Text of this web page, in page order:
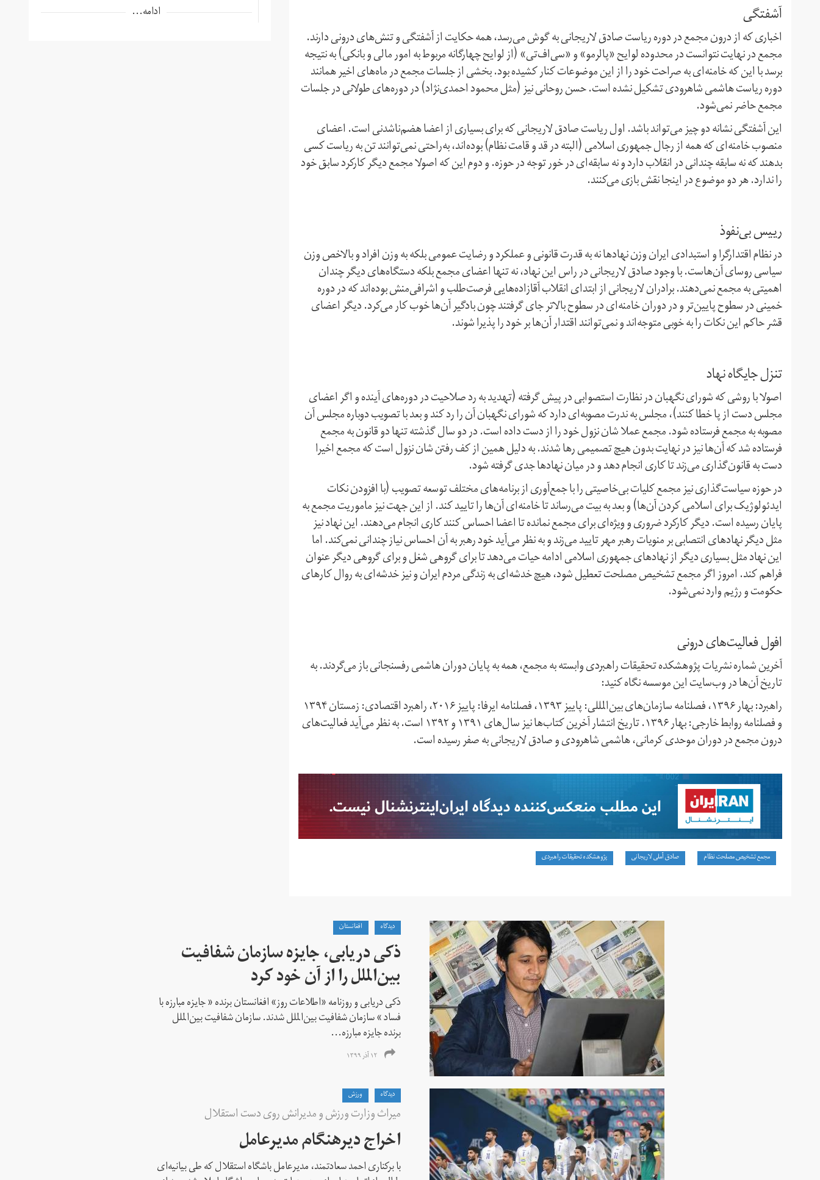
آشفتگی
اخباری که از درون مجمع در دوره ریاست صادق لاریجانی به گوش می‌رسد، همه حکایت از آشفتگی و تنش‌های درونی دارند.
مجمع در نهایت نتوانست در محدوده لوایح «پالرمو» و «سی‌اف‌تی» (از لوایح چهارگانه مربوط به امور مالی و بانکی) به نتیجه
برسد با این که خامنه‌ای به صراحت خود را از این موضوعات کنار کشیده بود. بخشی از جلسات مجمع در ماه‌های اخیر همانند
دوره ریاست هاشمی شاهرودی تشکیل نشده است. حسن روحانی نیز (مثل محمود احمدی‌نژاد) در دوره‌های طولانی در جلسات
مجمع حاضر نمی‌شود.
این آشفتگی نشانه دو چیز می‌تواند باشد. اول ریاست صادق لاریجانی که برای بسیاری از اعضا هضم‌ناشدنی است. اعضای
منصوب خامنه‌ای که همه از رجال جمهوری اسلامی (البته در قد و قامت نظام) بوده‌اند، به‌راحتی نمی‌توانند تن به ریاست کسی
بدهند که نه سابقه چندانی در انقلاب دارد و نه سابقه‌ای در خور توجه در حوزه. و دوم این که اصولا مجمع دیگر کارکرد سابق خود
را ندارد. هر دو موضوع در اینجا نقش بازی می‌کنند.
رییس بی‌نفوذ
در نظام اقتدارگرا و استبدادی ایران وزن نهادها نه به قدرت قانونی و عملکرد و رضایت عمومی بلکه به وزن افراد و بالاخص وزن
سیاسی روسای آن‌هاست. با وجود صادق لاریجانی در راس این نهاد، نه تنها اعضای مجمع بلکه دستگاه‌های دیگر چندان
اهمیتی به مجمع نمی‌دهند. برادران لاریجانی از ابتدای انقلاب آقازاده‌هایی فرصت‌طلب و اشرافی‌منش بوده‌اند که در دوره
خمینی در سطوح پایین‌تر و در دوران خامنه‌ای در سطوح بالاتر جای گرفتند چون بادگیر آن‌ها خوب کار می‌کرد. دیگر اعضای
قشر حاکم این نکات را به خوبی متوجه‌اند و نمی‌توانند اقتدار آن‌ها بر خود را پذیرا شوند.
تنزل جایگاه نهاد
اصولا با روشی که شورای نگهبان در نظارت استصوابی در پیش گرفته (تهدید به رد صلاحیت در دوره‌های آینده و اگر اعضای
مجلس دست از پا خطا کنند)، مجلس به ندرت مصوبه‌ای دارد که شورای نگهبان آن را رد کند و بعد با تصویب دوباره مجلس آن
مصوبه به مجمع فرستاده شود. مجمع عملا شان نزول خود را از دست داده است. در دو سال گذشته تنها دو قانون به مجمع
فرستاده شد که آن‌ها نیز در نهایت بدون هیچ تصمیمی رها شدند. به دلیل همین از کف رفتن شان نزول است که مجمع اخیرا
دست به قانون‌گذاری می‌زند تا کاری انجام دهد و در میان نهادها جدی گرفته شود.
در حوزه سیاست‌گذاری نیز مجمع کلیات بی‌خاصیتی را با جمع‌آوری از برنامه‌های مختلف توسعه تصویب (با افزودن نکات
ایدئولوژیک برای اسلامی کردن آن‌ها) و بعد به بیت می‌رساند تا خامنه‌ای آن‌ها را تایید کند. از این جهت نیز ماموریت مجمع به
پایان رسیده است. دیگر کارکرد ضروری و ویژه‌ای برای مجمع نمانده تا اعضا احساس کنند کاری انجام می‌دهند. این نهاد نیز
مثل دیگر نهادهای انتصابی بر منویات رهبر مهر تایید می‌زند و به نظر می‌آید خود رهبر به آن احساس نیاز چندانی نمی‌کند. اما
این نهاد مثل بسیاری دیگر از نهادهای جمهوری اسلامی ادامه حیات می‌دهد تا برای گروهی شغل و برای گروهی دیگر عنوان
فراهم کند. امروز اگر مجمع تشخیص مصلحت تعطیل شود، هیچ خدشه‌ای به زندگی مردم ایران و نیز خدشه‌ای به روال کارهای
حکومت و رژیم وارد نمی‌شود.
افول فعالیت‌های درونی
آخرین شماره نشریات پژوهشکده تحقیقات راهبردی وابسته به مجمع، همه به پایان دوران هاشمی رفسنجانی باز می‌گردند. به
تاریخ آن‌ها در وب‌سایت این موسسه نگاه کنید:
راهبرد: بهار ۱۳۹۶، فصلنامه سازمان‌های بین‌المللی: پاییز ١۳۹۳، فصلنامه ایرفا: پاییز ٢۰۱۶، راهبرد اقتصادی: زمستان ۱۳۹۴
و فصلنامه روابط خارجی: بهار ۱۳۹۶. تاریخ انتشار آخرین کتاب‌ها نیز سال‌های ۱۳۹۱ و ۱۳۹٢ است. به نظر می‌آید فعالیت‌های
درون مجمع در دوران موحدی کرمانی، هاشمی شاهرودی و صادق لاریجانی به صفر رسیده است.
مجمع تشخیص مصلحت نظام صادق آملی لاریجانی پژوهشکده تحقیقات راهبردی
ادامه...
دیدگاه افغانستان
ذکی دریابی، جایزه سازمان شفافیت
بین‌الملل را از آن خود کرد
ذکی دریابی و روزنامه «اطلاعات‌ روز» افغانستان برنده « جایزه مبارزه با
فساد » سازمان شفافیت بین‌الملل شدند. سازمان شفافیت بین‌الملل
برنده جایزه مبارزه...
۱۲ آذر ۱۳۹۹
دیدگاه ورزش
میراث وزارت ورزش و مدیرانش روی دست استقلال
اخراج دیرهنگام مدیرعامل
با برکناری احمد سعادتمند، مدیرعامل باشگاه استقلال که طی بیانیه‌ای